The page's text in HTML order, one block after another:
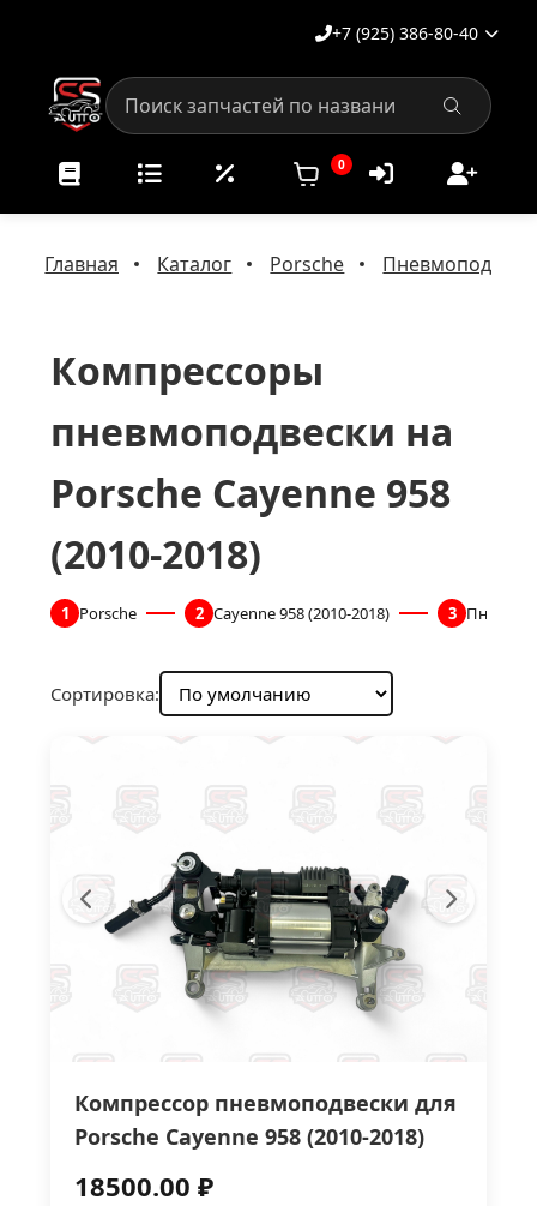
+7 (925) 386-80-40
0
Главная Каталог Porsche
Компрессоры
пневмоподвески на
Porsche Cayenne 958
(2010-2018)
1 Porsche 2 Cayenne 958 (2010-2018) 3
Сортировка:
Компрессор пневмоподвески для
Porsche Cayenne 958 (2010-2018)
18500.00 ₽